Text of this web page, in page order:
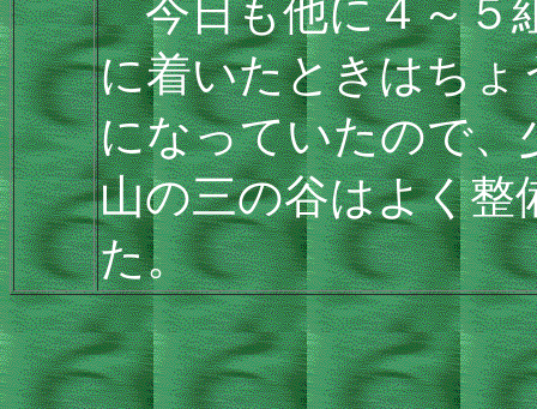
今日も他に４～５
に着いたときはちょ
になっていたので
山の三の谷はよく整
た。